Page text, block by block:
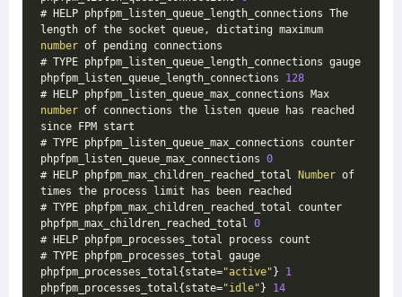
# HELP phpfpm_listen_queue_length_connections The
number of pending connections
# TYPE phpfpm_listen_queue_length_connections gauge
phpfpm_listen_queue_length_connections 128
number of connections the listen queue has reached
since FPM start
# TYPE phpfpm_listen_queue_max_connections counter
phpfpm_listen_queue_max_connections 0
# HELP phpfpm_max_children_reached_total
Number of
times the process limit has been reached
# TYPE phpfpm_max_children_reached_total counter
phpfpm_max_children_reached_total 0
# HELP phpfpm_processes_total process count
# TYPE phpfpm_processes_total gauge
phpfpm_processes_total{state="active" } 1
phpfpm_processes_total{state="idle" } 14